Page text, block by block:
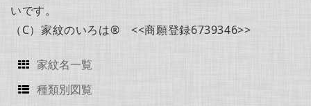
いです。
（C）家紋のいろは® <<商願登録6739346>>
家紋名一覧
種類別図覧